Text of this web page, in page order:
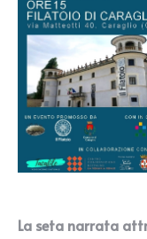
La seta narrata